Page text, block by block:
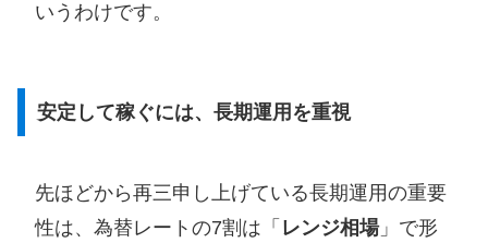
いうわけです。
安定して稼ぐには、長期運用を重視
先ほどから再三申し上げている長期運用の重要
性は、為替レートの7割は「 レンジ相場」で形